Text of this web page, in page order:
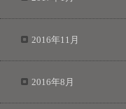
2016年11月
2016年8月